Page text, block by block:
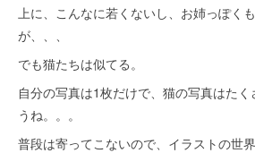
上に、こんなに若くないし、お姉っぽく
が、、、
でも猫たちは似てる。
自分の写真は1枚だけで、猫の写真はたく
うね。。。
普段は寄ってこないので、イラストの世